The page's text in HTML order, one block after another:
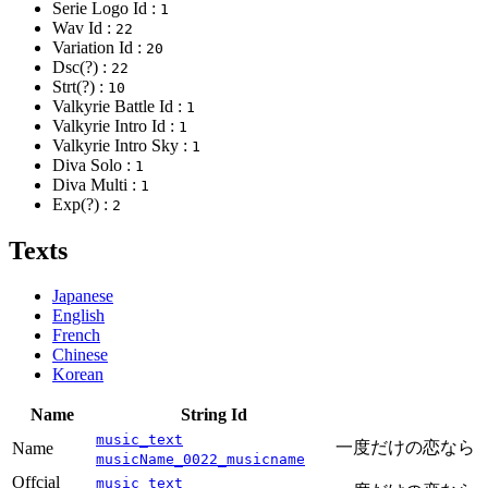
Serie Logo Id : 1
Wav Id : 22
Variation Id : 20
Dsc(?) : 22
Strt(?) : 10
Valkyrie Battle Id : 1
Valkyrie Intro Id : 1
Valkyrie Intro Sky : 1
Diva Solo : 1
Diva Multi : 1
Exp(?) : 2
Texts
Japanese
English
French
Chinese
Korean
Name
String Id
Name
music_text
musicName_0022_musicname
一度だけの恋なら
Offcial
music_text